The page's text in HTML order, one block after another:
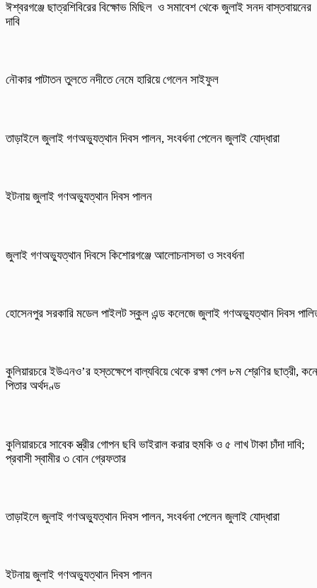
ঈশ্বরগঞ্জে ছাত্রশিবিরের বিক্ষোভ মিছিল ও সমাবেশ থেকে জুলাই সনদ বাস্তবায়নের
দাবি
নৌকার পাটাতন তুলতে নদীতে নেমে হারিয়ে গেলেন সাইফুল
তাড়াইলে জুলাই গণঅভ্যুত্থান দিবস পালন, সংবর্ধনা পেলেন জুলাই যোদ্ধারা
ইটনায় জুলাই গণঅভ্যুত্থান দিবস পালন
জুলাই গণঅভ্যুত্থান দিবসে কিশোরগঞ্জে আলোচনাসভা ও সংবর্ধনা
হোসেনপুর সরকারি মডেল পাইলট স্কুল এন্ড কলেজে জুলাই গণঅভ্যুত্থান দিবস
কুলিয়ারচরে ইউএনও’র হস্তক্ষেপে বাল্যবিয়ে থেকে রক্ষা পেল ৮ম শ্রেণির ছাত্রী,
পিতার অর্থদণ্ড
কুলিয়ারচরে সাবেক স্ত্রীর গোপন ছবি ভাইরাল করার হুমকি ও ৫ লাখ টাকা চাঁদা দাবি;
প্রবাসী স্বামীর ৩ বোন গ্রেফতার
তাড়াইলে জুলাই গণঅভ্যুত্থান দিবস পালন, সংবর্ধনা পেলেন জুলাই যোদ্ধারা
ইটনায় জুলাই গণঅভ্যুত্থান দিবস পালন